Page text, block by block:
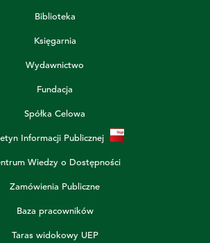
Biblioteka
Księgarnia
Wydawnictwo
Fundacja
Spółka Celowa
Informacji Publicznej
Wiedzy o Dostępności
Zamówienia Publiczne
Baza pracowników
Taras widokowy UEP